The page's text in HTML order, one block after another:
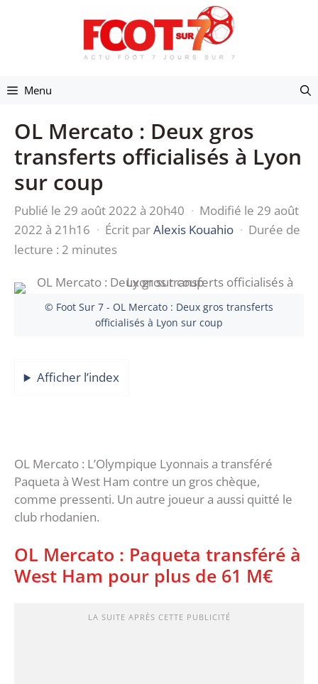
Menu
OL Mercato : Deux gros
transferts officialisés à Lyon
sur coup
Publié le 29 août 2022 à 20h40 · Modifié le 29 août
2022 à 21h16 · Écrit parAlexis Kouahio · Durée de
lecture : 2 minutes
© Foot Sur 7 - OL Mercato : Deux gros transferts
officialisés à Lyon sur coup
Afficher l’index
OL Mercato : L’Olympique Lyonnais a transféré
Paqueta à West Ham contre un gros chèque,
comme pressenti. Un autre joueur a aussi quitté le
club rhodanien.
OL Mercato : Paqueta transféré à
West Ham pour plus de 61 M€
LA SUITE APRÈS CETTE PUBLICITÉ